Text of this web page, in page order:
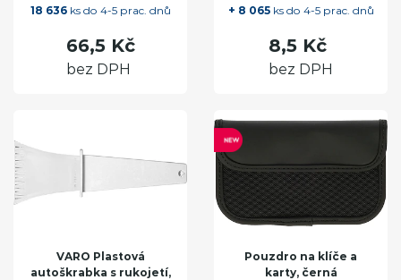
18 636ks do 4-5 prac. dnů
66,5 Kč
bez DPH
+ 8 065ks do 4-5 prac. dnů
8,5 Kč
bez DPH
VARO Plastová
autoškrabka s rukojetí,
Pouzdro na klíče a
karty, černá